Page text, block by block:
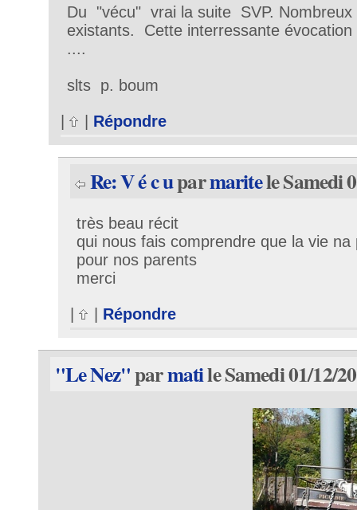
Du "vécu" vrai la suite SVP. Nombreux
existants. Cette interressante
....
slts p. boum
| | Répondre
Re: V é c uparmaritele Samedi
très beau récit
qui nous fais comprendre que la vie
pour nos parents
merci
| Répondre
"Le Nez"parmatile Samedi 01/12/